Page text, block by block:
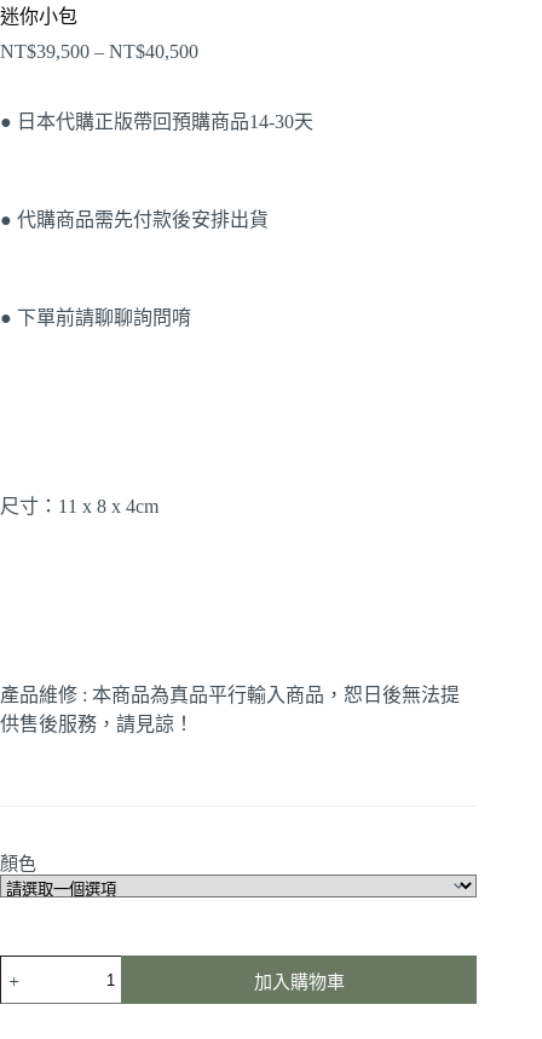
迷你小包
NT$39,500 – NT$40,500
● 日本代購正版帶回預購商品14-30天
● 代購商品需先付款後安排出貨
● 下單前請聊聊詢問唷
尺寸：11 x 8 x 4cm
產品維修 : 本商品為真品平行輸入商品，恕日後無法提
供售後服務，請見諒！
顏色
加入購物車